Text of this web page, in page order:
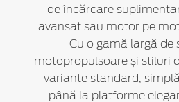
de încărcare
avansat sau motor pe
Cu o gamă largă de
motopropulsoare și stiluri
variante standard,
până la platforme